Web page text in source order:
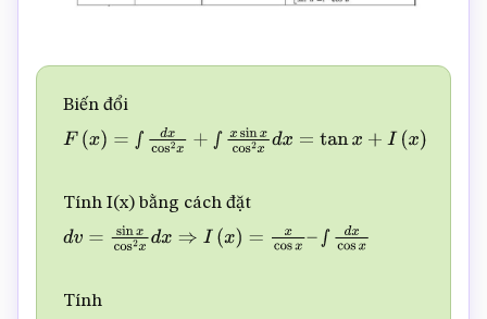
Biến đổi
F x)= dx cos2x+ x sin xcos2 xdx = tanx+ (x )
Tính I(x) bằng cách đặt
dv =sinxcos2x dx⇒I (x)= xcosx–∫ x cosx
Tính